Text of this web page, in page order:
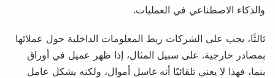
والذكاء الاصطناعي في العمليات.
ثالثًا، يجب على الشركات ربط المعلومات الداخلية حول عملائها
بمصادر خارجية. على سبيل المثال، إذا ظهر عميل في أوراق
بنما، فهذا لا يعني تلقائيًا أنه غاسل أموال، ولكنه يشكل عامل